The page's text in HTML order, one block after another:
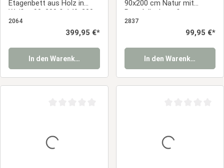
Etagenbett aus Holz in
Weiß – 90x200 & 140x200
cm mit Lattenrost und
2064
Regulärer Preis:
399,95 €*
In den Warenkorb
90x200 cm Natur mit
Rausfallschutz &
Lattenrost – Bodenbett
aus massivem Kiefernholz
2837
Regulärer
99,95 €*
In den Warenkorb